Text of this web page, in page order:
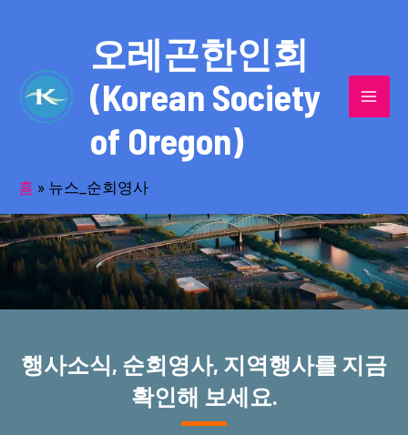
오레곤한인회
(Korean Society
of Oregon)
홈 » 뉴스_순회영사
반세기의 세월을 품고 동포사회를 섬겨온
오레곤한인회!
행사소식, 순회영사, 지역행사를 지금
확인해 보세요.